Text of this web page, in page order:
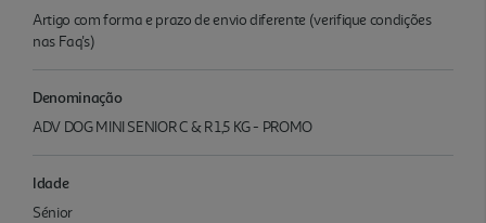
Artigo com forma e prazo de envio diferente (verifique condições
nas Faq's)
Denominação
ADV DOG MINI SENIOR C & R 1,5 KG - PROMO
Idade
Sénior